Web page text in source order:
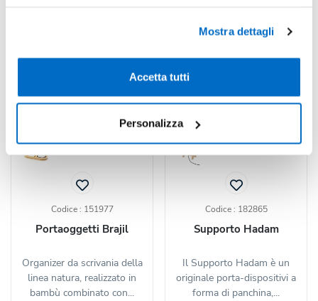
Mostra dettagli
Accetta tutti
Personalizza
Codice : 151977
Portaoggetti Brajil
Organizer da scrivania della
linea natura, realizzato in
bambù combinato con...
Codice : 182865
Supporto Hadam
Il Supporto Hadam è un
originale porta-dispositivi a
forma di panchina,...